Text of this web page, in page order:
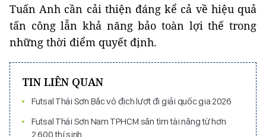
Tuấn Anh cần cải thiện đáng kể cả về hiệu quả
tấn công lẫn khả năng bảo toàn lợi thế trong
những thời điểm quyết định.
TIN LIÊN QUAN
Futsal Thái Sơn Bắc vô địch lượt đi giải quốc gia 2026
Futsal Thái Sơn Nam TPHCM săn tìm tài năng từ hơn
2.600 thí sinh